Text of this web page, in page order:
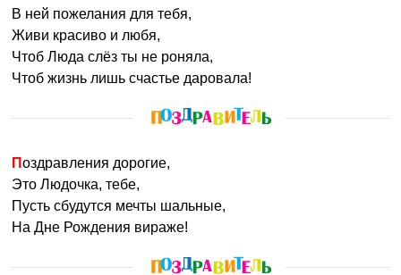
порядок, а домочадцы живут по установленному
графику.
Людмилу также называют:Люда, Люся, Мила,
Людочка, Людмилка, Людок.
Именины:29 сентября
В ней пожелания для тебя,
Живи красиво и любя,
Чтоб Люда слёз ты не роняла,
Чтоб жизнь лишь счастье даровала!
Поздравления дорогие,
Это Людочка, тебе,
Пусть сбудутся мечты шальные,
На Дне Рождения вираже!